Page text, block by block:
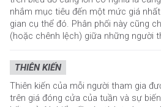
nhắm mục tiêu đến một mức giá
gian cụ thể đó. Phân phối này cũng
(hoặc chênh lệch) giữa những người
THIÊN KIẾN
Thiên kiến của mỗi người tham gia
trên giá đóng cửa của tuần và sự